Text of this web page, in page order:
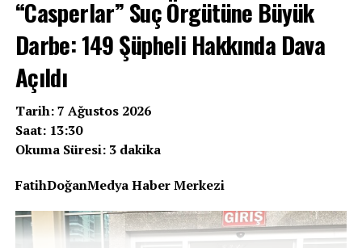
“Casperlar” Suç Örgütüne Büyük
Darbe: 149 Şüpheli Hakkında Dava
Açıldı
Tarih: 7 Ağustos 2026
Saat: 13:30
Okuma Süresi: 3 dakika
FatihDoğanMedya Haber Merkezi